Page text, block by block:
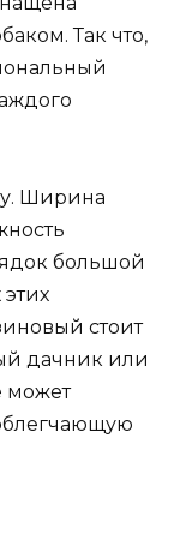
Так что,
Ширина
большой
стоит
дачник или
может